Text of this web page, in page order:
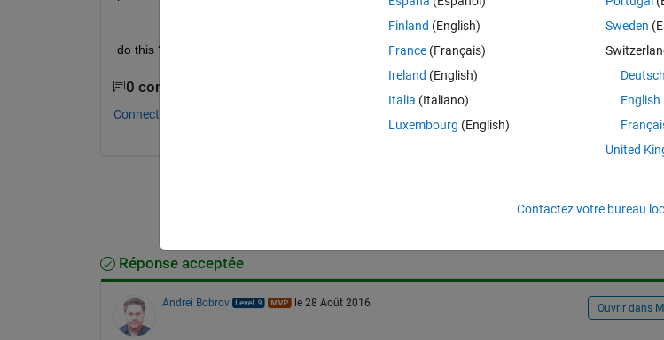
do this ??
0 commentaires
Connectez-vous pour commenter.
Réponse acceptée
Andrei Bobrov le 28 Août 2016 Ouvrir dans
Finland (English)
France (Français)
Ireland (English)
Italia (Italiano)
Luxembourg (English)
Sweden
Deutsch
English
United
Contactez votre bureau